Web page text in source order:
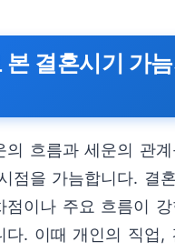
본 결혼시기 가
의 흐름과 세운의 관
점을 가늠합니다. 결
점이나 주요 흐름이
다. 이때 개인의 직업,